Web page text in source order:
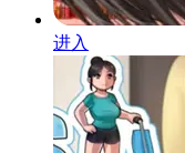
进入